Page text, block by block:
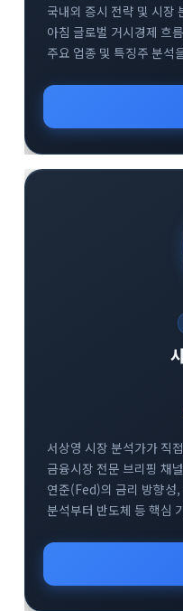
국내외 증시 전략 및 시장
아침 글로벌 거시경제 흐
주요 업종 및 특징주 분석
신속한 분석을 만나볼 수
서상영 시장 분석가가 직
금융시장 전문 브리핑 채
연준(Fed)의 금리 방향성
분석부터 반도체 등 핵심
지혜롭게 대처할 수 있도